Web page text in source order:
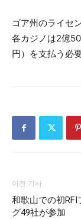
ゴア州のライセ
各カジノは2億
円）を支払う必
이전 기사
和歌山での初RFI
グ49社が参加